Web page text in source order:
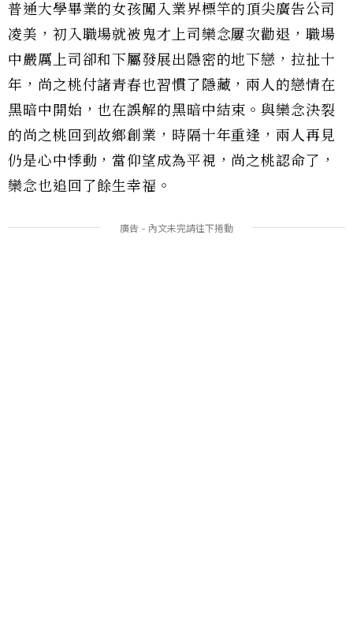
普通大學畢業的女孩闖入業界標竿的頂尖廣告公司
凌美，初入職場就被鬼才上司欒念屢次勸退，職場
中嚴厲上司卻和下屬發展出隱密的地下戀，拉扯十
年，尚之桃付諸青春也習慣了隱藏，兩人的戀情在
黑暗中開始，也在誤解的黑暗中結束。與欒念決裂
的尚之桃回到故鄉創業，時隔十年重逢，兩人再見
仍是心中悸動，當仰望成為平視，尚之桃認命了，
欒念也追回了餘生幸福。